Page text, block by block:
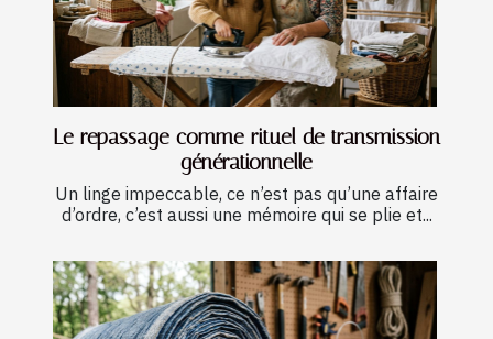
Le repassage comme rituel de transmission
générationnelle
Un linge impeccable, ce n’est pas qu’une affaire
d’ordre, c’est aussi une mémoire qui se plie et...